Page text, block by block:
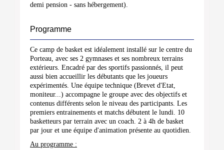
demi pension - sans hébergement).
Programme
Ce camp de basket est idéalement installé sur le centre du
Porteau, avec ses 2 gymnases et ses nombreux terrains
extérieurs. Encadré par des sportifs passionnés, il peut
aussi bien accueillir les débutants que les joueurs
expérimentés. Une équipe technique (Brevet d'Etat,
moniteur...) accompagne le groupe avec des objectifs et
contenus différents selon le niveau des participants. Les
premiers entrainements et matchs débutent le lundi. 10
basketteurs par terrain avec un coach. 2 à 4h de basket
par jour et une équipe d'animation présente au quotidien.
Au programme :